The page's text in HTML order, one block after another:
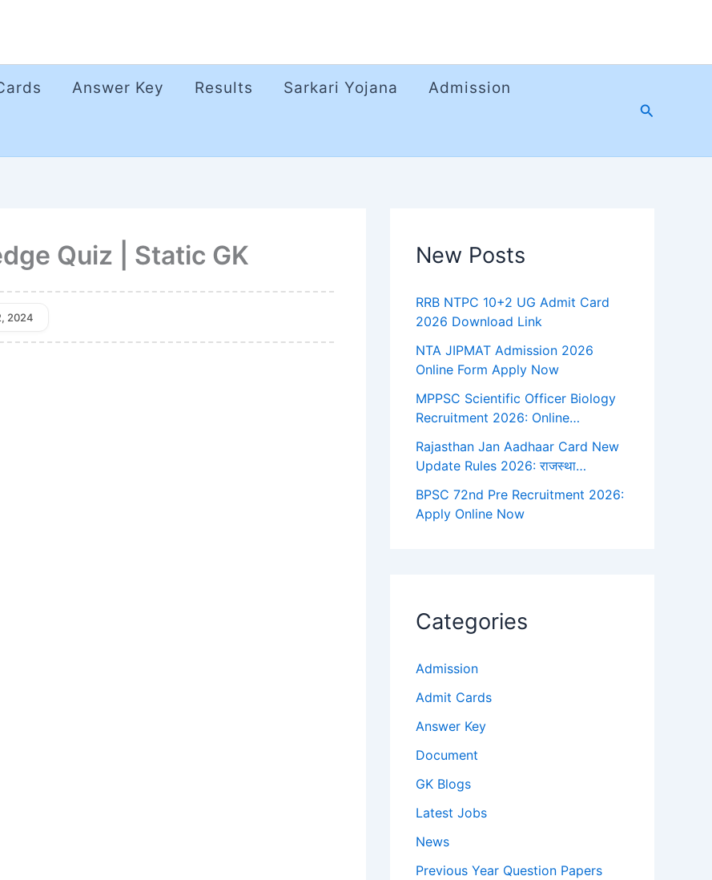
Answer Key Results Sarkari Yojana Admission
Search
Quiz | Static GK
2024
New Posts
RRB NTPC 10+2 UG Admit Card
2026 Download Link
NTA JIPMAT Admission 2026
Online Form Apply Now
MPPSC Scientific Officer Biology
Recruitment 2026: Online…
Rajasthan Jan Aadhaar Card New
Update Rules 2026: राजस्था…
BPSC 72nd Pre Recruitment 2026:
Apply Online Now
Categories
Admission
Admit Cards
Answer Key
Document
GK Blogs
Latest Jobs
News
Previous Year Question Papers